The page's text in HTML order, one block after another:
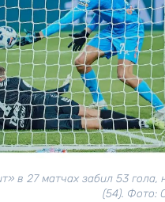
в 27 матчах забил 53
(54). Фото: